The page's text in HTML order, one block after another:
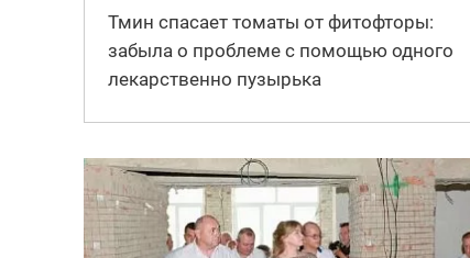
Тмин спасает томаты от фитофторы:
забыла о проблеме с помощью одного
лекарственно пузырька